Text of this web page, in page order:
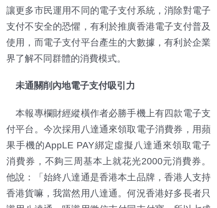
讓更多市民運用不同的電子支付系統，消除對電子
支付不安全的恐懼，有利於推廣香港電子支付普及
使用，而電子支付平台產生的大數據，有利於企業
界了解不同群體的消費模式。
未通關削內地電子支付吸引力
本報專欄財經縱橫作者必勝手機上有四款電子支
付平台。今次採用八達通來領取電子消費券，用蘋
果手機的AppLE PAY綁定虛擬八達通來領取電子
消費券，不夠三周基本上就花光2000元消費券。
他說：「始終八達通是香港本土品牌，香港人支持
香港貨嘛，我當然用八達通。何況香港好多長者只